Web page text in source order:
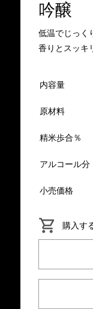
吟醸
低温でじっく
香りとスッキ
内容量
原材料
精米歩合％
アルコール分
小売価格
購入す